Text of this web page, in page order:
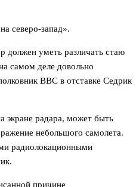
северо-запад».
должен уметь различать стаю
самом деле довольно
ВВС в отставке Седрик
экране радара, может быть
небольшого самолета.
радиолокационными
причине